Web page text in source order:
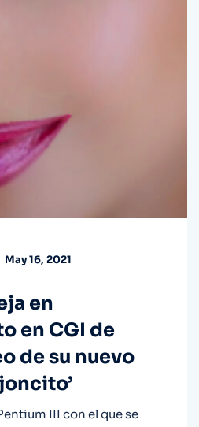
May 16, 2021
en
en CGI de
de su nuevo
III con el que se